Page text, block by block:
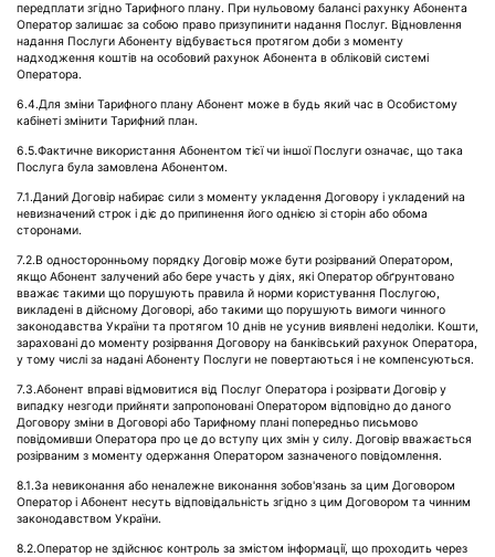
передплати згідно Тарифного плану. При нульовому балансі рахунку Абонента
Оператор залишає за собою право призупинити надання Послуг. Відновлення
надання Послуги Абоненту відбувається протягом доби з моменту
надходження коштів на особовий рахунок Абонента в обліковій системі
Оператора.
6.4.Для зміни Тарифного плану Абонент може в будь який час в Особистому
кабінеті змінити Тарифний план.
6.5.Фактичне використання Абонентом тієї чи іншої Послуги означає, що така
Послуга була замовлена Абонентом.
7.1.Даний Договір набирає сили з моменту укладення Договору і укладений на
невизначений строк і діє до припинення його однією зі сторін або обома
сторонами.
7.2.В односторонньому порядку Договір може бути розірваний Оператором,
якщо Абонент залучений або бере участь у діях, які Оператор обґрунтовано
вважає такими що порушують правила й норми користування Послугою,
викладені в дійсному Договорі, або такими що порушують вимоги чинного
законодавства України та протягом 10 днів не усунив виявлені недоліки. Кошти,
зараховані до моменту розірвання Договору на банківський рахунок Оператора,
у тому числі за надані Абоненту Послуги не повертаються і не компенсуються.
7.3.Абонент вправі відмовитися від Послуг Оператора і розірвати Договір у
випадку незгоди прийняти запропоновані Оператором відповідно до даного
Договору зміни в Договорі або Тарифному плані попередньо письмово
повідомивши Оператора про це до вступу цих змін у силу. Договір вважається
розірваним з моменту одержання Оператором зазначеного повідомлення.
8.1.За невиконання або неналежне виконання зобов'язань за цим Договором
Оператор і Абонент несуть відповідальність згідно з цим Договором та чинним
законодавством України.
8.2.Оператор не здійснює контроль за змістом інформації, що проходить через